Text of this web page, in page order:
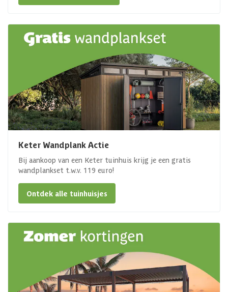
Keter Wandplank Actie
Bij aankoop van een Keter tuinhuis krijg je een gratis
wandplankset t.w.v. 119 euro!
Ontdek alle tuinhuisjes